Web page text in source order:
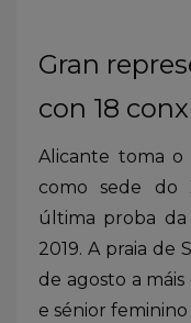
Gran
con 18
Alicante toma o
como sede do
última proba
2019. A praia de
de agosto a
e sénior